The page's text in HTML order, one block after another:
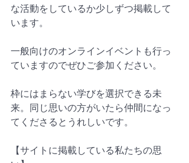
な活動をしているか少しずつ掲載して
います。
一般向けのオンラインイベントも行っ
ていますのでぜひご参加ください。
枠にはまらない学びを選択できる未
来。同じ思いの方がいたら仲間になっ
てくださるとうれしいです。
【サイトに掲載している私たちの思